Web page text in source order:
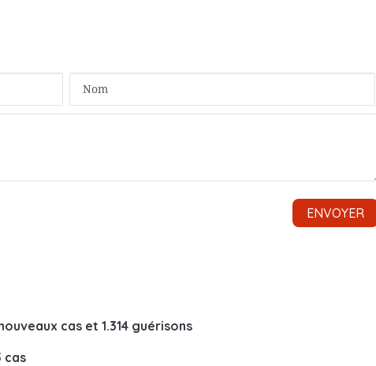
cas et 1.314 guérisons
cas